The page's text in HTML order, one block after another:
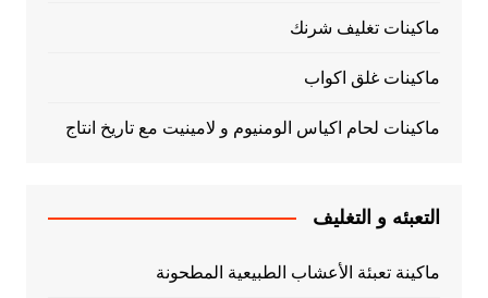
ماكينات تغليف شرنك
ماكينات غلق اكواب
ماكينات لحام اكياس الومنيوم و لامينيت مع تاريخ انتاج
التعبئه و التغليف
ماكينة تعبئة الأعشاب الطبيعية المطحونة